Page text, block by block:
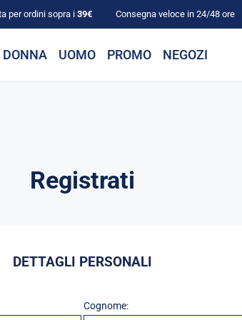
per ordini sopra i 39€ Consegna veloce in 24/48 ore
DONNA UOMO PROMO NEGOZI
Registrati
DETTAGLI PERSONALI
Cognome: